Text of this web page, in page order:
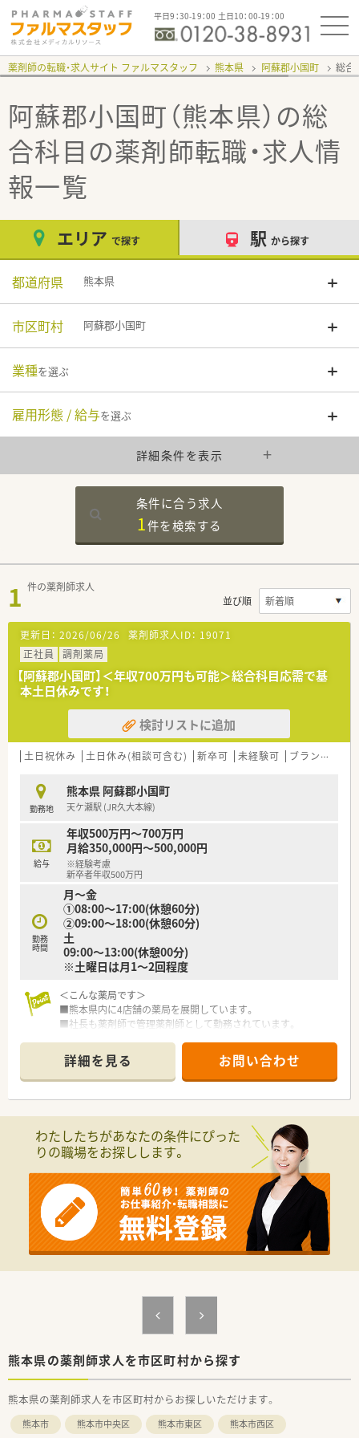
平日9：30-19：00 土日10：00-19：00
薬剤師の転職・求人サイト ファルマスタッフ 熊本県 阿蘇郡小国町 総合
阿蘇郡小国町（熊本県）の総
合科目の薬剤師転職・求人情
報一覧
エリア で探す 駅 から探す
都道府県 熊本県
市区町村 阿蘇郡小国町
業種を選ぶ
雇用形態 / 給与を選ぶ
詳細条件を表示
条件に合う求人
1件を検索する
1 件の薬剤師求人
並び順
更新日： 2026/06/26 薬剤師求人ID： 19071
正社員
調剤薬局
【阿蘇郡小国町】＜年収700万円も可能＞総合科目応需で基
本土日休みです！
検討リストに追加
土日祝休み 土日休み(相談可含む) 新卒可 未経験可 ブランク可
勤務地
熊本県 阿蘇郡小国町
天ケ瀬駅 (JR久大本線)
給与
年収500万円～700万円
月給350,000円～500,000円
※経験考慮
新卒者年収500万円
勤務
時間
月～金
①08:00～17:00(休憩60分)
②09:00～18:00(休憩60分)
土
09:00～13:00(休憩00分)
※土曜日は月1～2回程度
＜こんな薬局です＞
■熊本県内に4店舗の薬局を展開しています。
■社長も薬剤師で管理薬剤師として勤務されています。
＜こんな店舗です＞
■総合病院門前で幅広い科目・処方内容に携わることが可能で
す。
■シフト制の為、残業が少なく早番は17時終業が可能です。
■電子薬歴、監査システム等、設備環境が充実しています。
詳細を見る お問い合わせ
わたしたちがあなたの条件にぴった
りの職場をお探しします。
熊本県の薬剤師求人を市区町村から探す
熊本県の薬剤師求人を市区町村からお探しいただけます。
熊本市 熊本市中央区 熊本市東区 熊本市西区